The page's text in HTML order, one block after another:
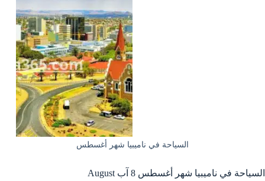
السياحة في ناميبيا شهر أغسطس
السياحة في ناميبيا شهر أغسطس 8 آب August